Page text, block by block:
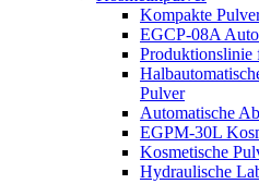
Kompakte
EGCP-08A
Produktionslinie
Pulver
Automatische
EGPM-30L
Kosmetische
Hydraulische